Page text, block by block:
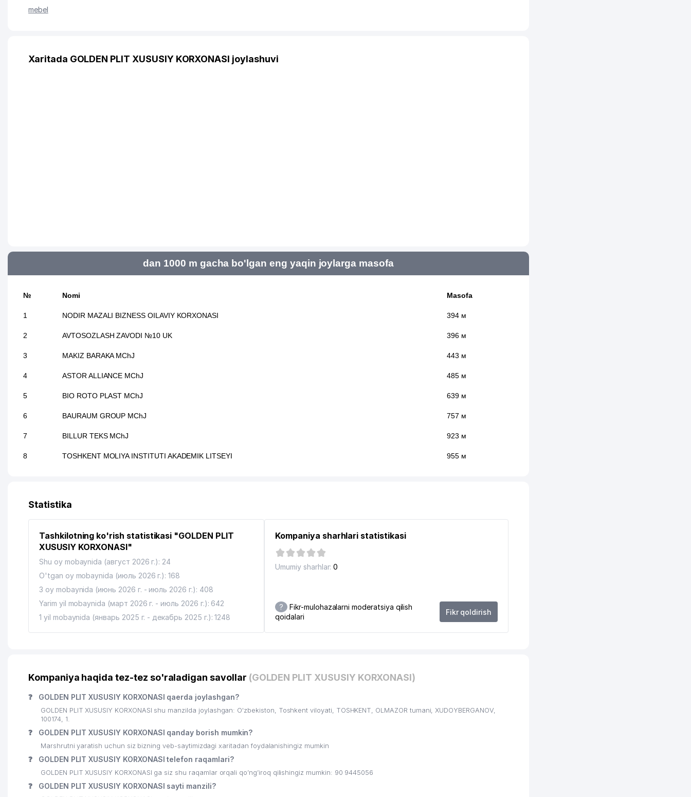
mebel
Xaritada GOLDEN PLIT XUSUSIY KORXONASI joylashuvi
dan 1000 m gacha bo'lgan eng yaqin joylarga masofa
№ Nomi Masofa
1 NODIR MAZALI BIZNESS OILAVIY KORXONASI 394 м
2 AVTOSOZLASH ZAVODI №10 UK 396 м
3 MAKIZ BARAKA MChJ 443 м
4 ASTOR ALLIANCE MChJ 485 м
5 BIO ROTO PLAST MChJ 639 м
6 BAURAUM GROUP MChJ 757 м
7 BILLUR TEKS MChJ 923 м
8 TOSHKENT MOLIYA INSTITUTI AKADEMIK LITSEYI 955 м
Statistika
Tashkilotning ko'rish statistikasi "GOLDEN PLIT
XUSUSIY KORXONASI"
Shu oy mobaynida (август 2026 г.): 24
O'tgan oy mobaynida (июль 2026 г.): 168
3 oy mobaynida (июнь 2026 г. - июль 2026 г.): 408
Yarim yil mobaynida (март 2026 г. - июль 2026 г.): 642
1 yil mobaynida (январь 2025 г. - декабрь 2025 г.): 1248
Kompaniya sharhlari statistikasi
Umumiy sharhlar: 0
?
Fikr-mulohazalarni moderatsiya qilish
qoidalari
Fikr qoldirish
Kompaniya haqida tez-tez so'raladigan savollar (GOLDEN PLIT XUSUSIY KORXONASI)
❓ GOLDEN PLIT XUSUSIY KORXONASI qaerda joylashgan?
GOLDEN PLIT XUSUSIY KORXONASI shu manzilda joylashgan: O'zbekiston, Toshkent viloyati, TOSHKENT, OLMAZOR tumani, XUDOYBERGANOV,
100174, 1.
❓ GOLDEN PLIT XUSUSIY KORXONASI qanday borish mumkin?
Marshrutni yaratish uchun siz bizning veb-saytimizdagi xaritadan foydalanishingiz mumkin
❓ GOLDEN PLIT XUSUSIY KORXONASI telefon raqamlari?
GOLDEN PLIT XUSUSIY KORXONASI ga siz shu raqamlar orqali qo’ng’iroq qilishingiz mumkin: 90 9445056
❓ GOLDEN PLIT XUSUSIY KORXONASI sayti manzili?